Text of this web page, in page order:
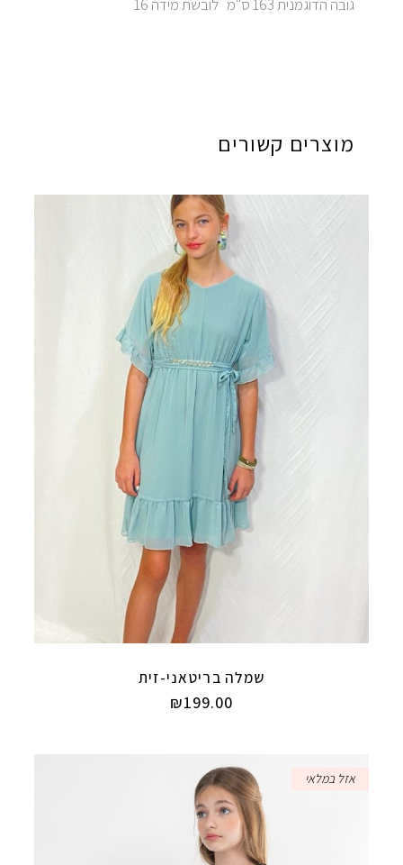
גובה הדוגמנית 163 ס"מ לובשת מידה 16
מוצרים קשורים
שמלה בריטאני-זית
₪199.00
אזל במלאי